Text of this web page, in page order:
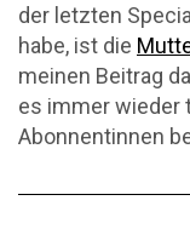
der letzten
habe, ist die
meinen Beitrag
es immer wieder
Abonnentinnen